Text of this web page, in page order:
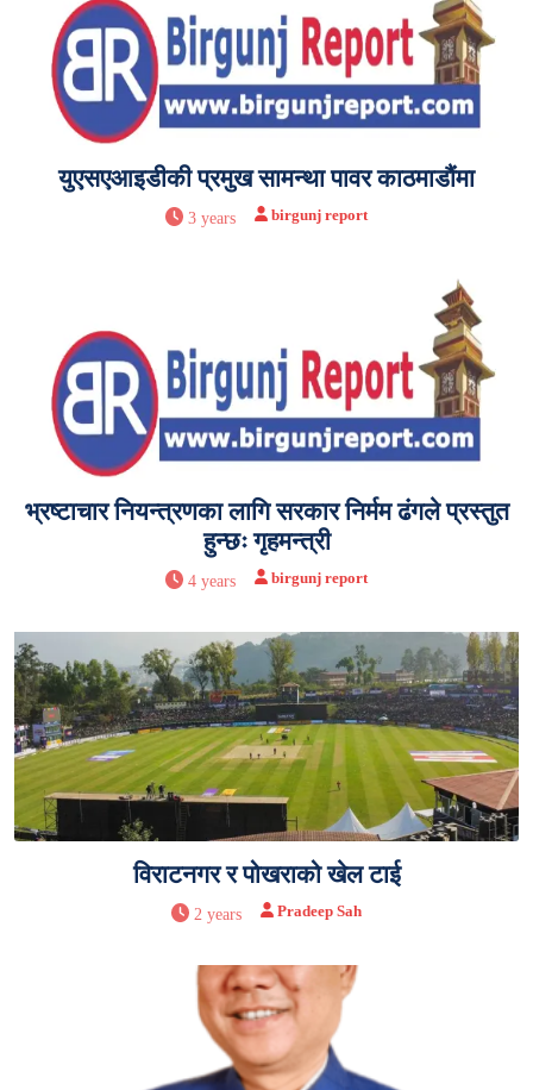
युएसएआइडीकी प्रमुख सामन्था पावर काठमाडौंमा
3 years birgunj report
भ्रष्टाचार नियन्त्रणका लागि सरकार निर्मम ढंगले प्रस्तुत
हुन्छः गृहमन्त्री
4 years birgunj report
विराटनगर र पोखराको खेल टाई
2 years Pradeep Sah